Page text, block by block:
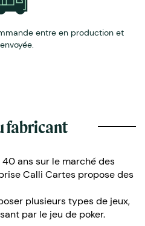
entre en production et
fabricant
ans sur le marché des
Calli Cartes propose des
plusieurs types de jeux,
par le jeu de poker.